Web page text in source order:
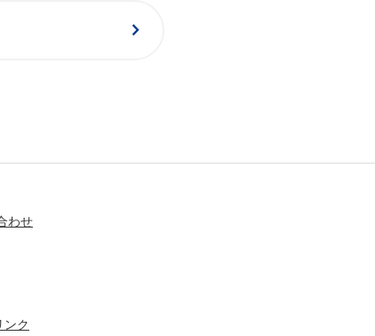
chevron_right
わせ
ンク